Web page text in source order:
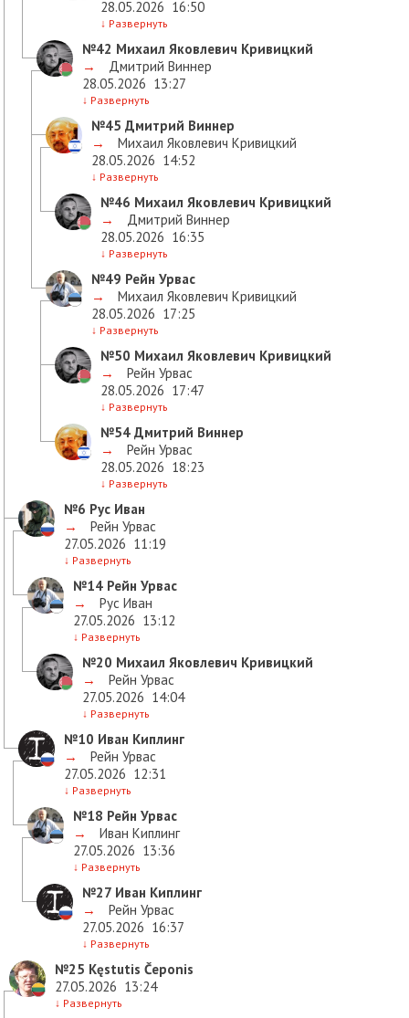
28.05.2026 16:50
↓ Развернуть
№42 Михаил Яковлевич Кривицкий
→
Дмитрий Виннер
28.05.2026 13:27
↓ Развернуть
№45 Дмитрий Виннер
→
Михаил Яковлевич Кривицкий
28.05.2026 14:52
↓ Развернуть
№46 Михаил Яковлевич Кривицкий
→
Дмитрий Виннер
28.05.2026 16:35
↓ Развернуть
№49 Рейн Урвас
→
Михаил Яковлевич Кривицкий
28.05.2026 17:25
↓ Развернуть
№50 Михаил Яковлевич Кривицкий
→
Рейн Урвас
28.05.2026 17:47
↓ Развернуть
№54 Дмитрий Виннер
→
Рейн Урвас
28.05.2026 18:23
↓ Развернуть
№6 Рус Иван
→
Рейн Урвас
27.05.2026 11:19
↓ Развернуть
№14 Рейн Урвас
→
Рус Иван
27.05.2026 13:12
↓ Развернуть
№20 Михаил Яковлевич Кривицкий
→
Рейн Урвас
27.05.2026 14:04
↓ Развернуть
№10 Иван Киплинг
→
Рейн Урвас
27.05.2026 12:31
↓ Развернуть
№18 Рейн Урвас
→
Иван Киплинг
27.05.2026 13:36
↓ Развернуть
№27 Иван Киплинг
→
Рейн Урвас
27.05.2026 16:37
↓ Развернуть
№25 Kęstutis Čeponis
27.05.2026 13:24
↓ Развернуть